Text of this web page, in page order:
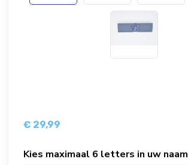
€ 29,99
Kies maximaal 6 letters in uw naam